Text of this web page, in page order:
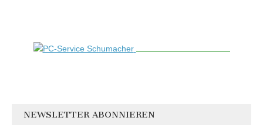
NEWSLETTER ABONNIEREN